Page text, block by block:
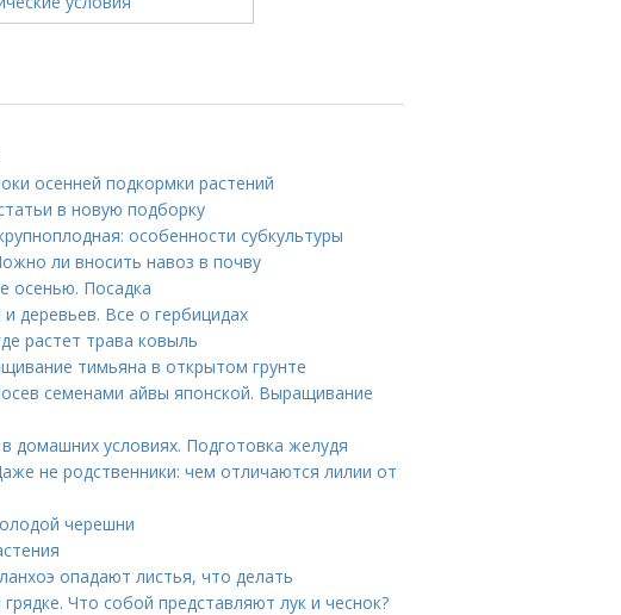
осенней подкормки растений
в новую подборку
особенности субкультуры
ли вносить навоз в почву
осенью. Посадка
деревьев. Все о гербицидах
растет трава ковыль
тимьяна в открытом грунте
семенами айвы японской. Выращивание
домашних условиях. Подготовка желудя
не родственники: чем отличаются лилии от
черешни
опадают листья, что делать
Что собой представляют лук и чеснок?